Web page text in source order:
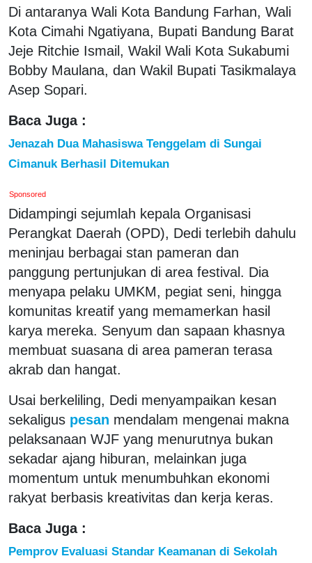
Di antaranya Wali Kota Bandung Farhan, Wali
Kota Cimahi Ngatiyana, Bupati Bandung Barat
Jeje Ritchie Ismail, Wakil Wali Kota Sukabumi
Bobby Maulana, dan Wakil Bupati Tasikmalaya
Asep Sopari.
Baca Juga :
Jenazah Dua Mahasiswa Tenggelam di Sungai
Cimanuk Berhasil Ditemukan
Sponsored
Didampingi sejumlah kepala Organisasi
Perangkat Daerah (OPD), Dedi terlebih dahulu
meninjau berbagai stan pameran dan
panggung pertunjukan di area festival. Dia
menyapa pelaku UMKM, pegiat seni, hingga
komunitas kreatif yang memamerkan hasil
karya mereka. Senyum dan sapaan khasnya
membuat suasana di area pameran terasa
akrab dan hangat.
Usai berkeliling, Dedi menyampaikan kesan
sekaligus pesan mendalam mengenai makna
pelaksanaan WJF yang menurutnya bukan
sekadar ajang hiburan, melainkan juga
momentum untuk menumbuhkan ekonomi
rakyat berbasis kreativitas dan kerja keras.
Baca Juga :
Pemprov Evaluasi Standar Keamanan di Sekolah